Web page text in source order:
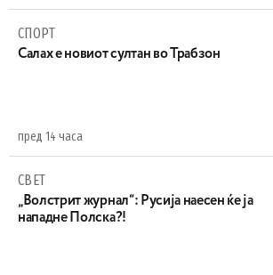
СПОРТ
Салах е новиот султан во Трабзон
пред 14 часа
СВЕТ
„Волстрит журнал“: Русија наесен ќе ја
нападне Полска?!